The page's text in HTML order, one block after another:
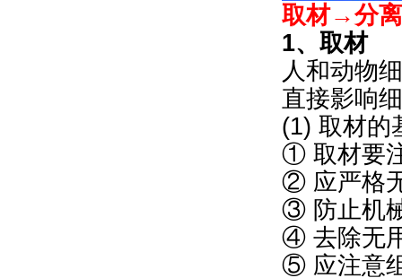
取材→分
1、取材
人和动物
直接影响
(1) 取材的
① 取材要
② 应严格
③ 防止机
④ 去除无
⑤ 应注意